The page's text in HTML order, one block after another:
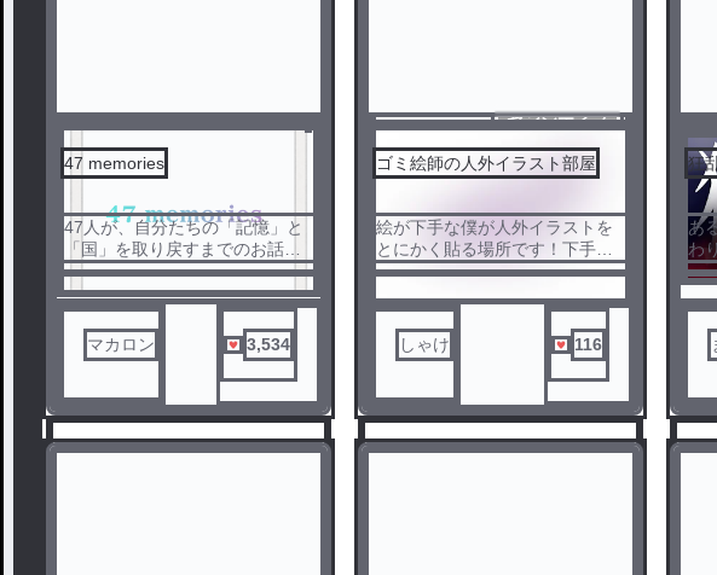
47 memories
47人が、自分たちの「記憶」と
「国」を取り戻すまでのお話。
⚠注意⚠
・ファンタジーです。
・異形が出てきます。
・戦争表現あり（✕東西戦争、
死ネタなし）
・カンヒュが出てきます。
・架空の国が出てきます。
・見方によってはBL要素あり
（（R-18（エ〇）はなし）
マカロン 3,534
センシティブ
ゴミ絵師の人外イラスト部屋
絵が下手な僕が人外イラストを
とにかく貼る場所です！下手な
ので優しい目で見てくれると幸
しゃけ 116
狂
あ
わ
平
た
想
に